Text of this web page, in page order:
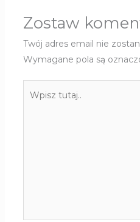
Zostaw
Twój adres email nie
Wymagane pola są
tutaj..